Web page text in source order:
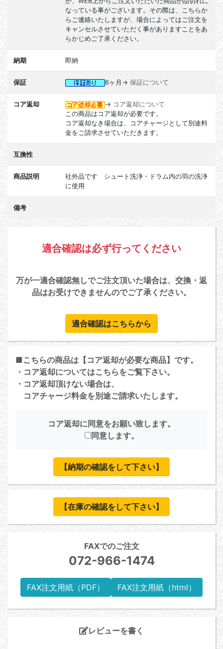
なっている事がございます。その際は、こちらか
らご連絡いたしますが、場合によってはご注文を
キャンセルさせていただく事がありますことをあ
らかじめご了承ください。
納期 即納
保証 6ヶ月→ 保証について
コア返却 → コア返却について
この商品はコア返却が必要です。
コア返却なき場合は、コアチャージとして別途料
金をご請求させていただきます。
互換性
商品説明
社外品です シュート洗浄・ドラム内の羽の洗浄
に使用
備考
適合確認は必ず行ってください
万が一適合確認無しでご注文頂いた場合は、交換・返
品はお受けできませんのでご了承ください。
適合確認はこちらから
■こちらの商品は【コア返却が必要な商品】です。
・コア返却についてはこちらをご覧下さい。
・コア返却頂けない場合は、
コアチャージ料金を別途ご請求いたします。
コア返却に同意をお願い致します。
同意します。
【納期の確認をして下さい】
【在庫の確認をして下さい】
FAXでのご注文
072-966-1474
FAX注文用紙（PDF） FAX注文用紙（html）
レビューを書く